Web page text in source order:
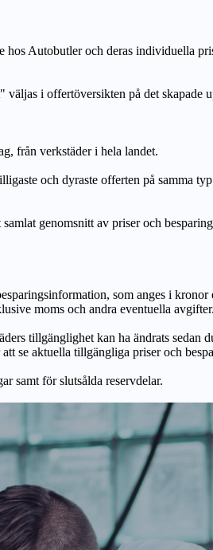
Autobutler och deras individuella
i offertöversikten på det skapade
från verkstäder i hela landet.
och dyraste offerten på samma
genomsnitt av priser och
som anges i
moms och andra eventuella avgifter.
tillgänglighet kan ha ändrats
se aktuella tillgängliga priser och
samt för slutsålda reservdelar.